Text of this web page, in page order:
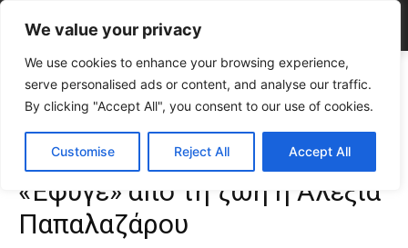
We value your privacy
We use cookies to enhance your browsing experience,
serve personalised ads or content, and analyse our traffic.
By clicking "Accept All", you consent to our use of cookies.
Customise Reject All Accept All
Home CELEBRITIES
Θλίψη στο κυπριακό θέατρο – «Έφυγε» από τη
ζωή η Αλεξία Παπαλαζάρου
Θλίψη στο κυπριακό θέατρο –
«Έφυγε» από τη ζωή η Αλεξία
Παπαλαζάρου